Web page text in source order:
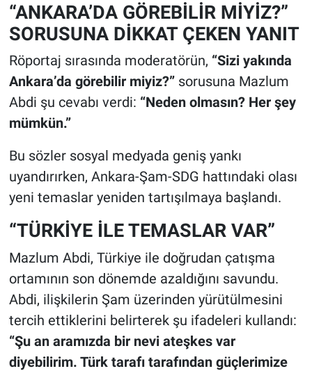
“ANKARA’DA GÖREBİLİR MİYİZ?”
SORUSUNA DİKKAT ÇEKEN YANIT
Röportaj sırasında moderatörün, “Sizi yakında
Ankara’da görebilir miyiz?”sorusuna Mazlum
Abdi şu cevabı verdi: “Neden olmasın? Her şey
mümkün.”
Bu sözler sosyal medyada geniş yankı
uyandırırken, Ankara-Şam-SDG hattındaki olası
yeni temaslar yeniden tartışılmaya başlandı.
“TÜRKİYE İLE TEMASLAR VAR”
Mazlum Abdi, Türkiye ile doğrudan çatışma
ortamının son dönemde azaldığını savundu.
Abdi, ilişkilerin Şam üzerinden yürütülmesini
tercih ettiklerini belirterek şu ifadeleri kullandı:
“Şu an aramızda bir nevi ateşkes var
diyebilirim. Türk tarafı tarafından güçlerimize